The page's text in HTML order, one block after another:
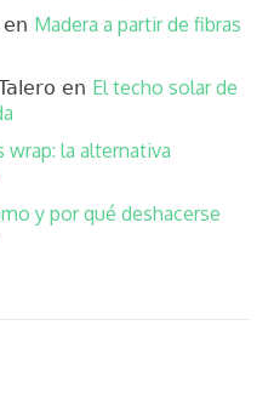
en Madera a partir de fibras
en El techo solar de
wrap: la alternativa
y por qué deshacerse